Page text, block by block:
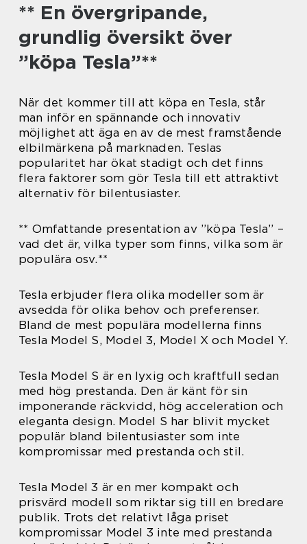
** En övergripande,
grundlig översikt över
”köpa Tesla”**
När det kommer till att köpa en Tesla, står
man inför en spännande och innovativ
möjlighet att äga en av de mest framstående
elbilmärkena på marknaden. Teslas
popularitet har ökat stadigt och det finns
flera faktorer som gör Tesla till ett attraktivt
alternativ för bilentusiaster.
** Omfattande presentation av ”köpa Tesla” –
vad det är, vilka typer som finns, vilka som är
populära osv.**
Tesla erbjuder flera olika modeller som är
avsedda för olika behov och preferenser.
Bland de mest populära modellerna finns
Tesla Model S, Model 3, Model X och Model Y.
Tesla Model S är en lyxig och kraftfull sedan
med hög prestanda. Den är känt för sin
imponerande räckvidd, hög acceleration och
eleganta design. Model S har blivit mycket
populär bland bilentusiaster som inte
kompromissar med prestanda och stil.
Tesla Model 3 är en mer kompakt och
prisvärd modell som riktar sig till en bredare
publik. Trots det relativt låga priset
kompromissar Model 3 inte med prestanda